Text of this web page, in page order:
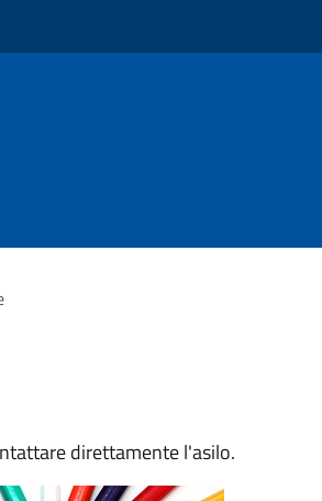
direttamente l'asilo.